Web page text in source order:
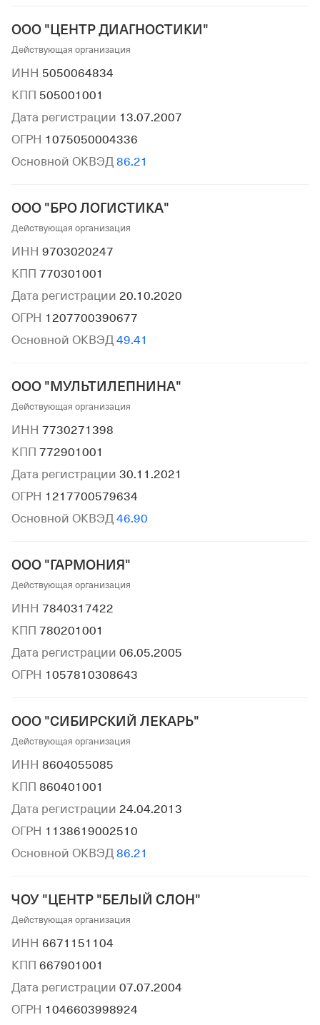
ООО "ЦЕНТР ДИАГНОСТИКИ"
Действующая организация
ИНН 5050064834
КПП 505001001
Дата регистрации 13.07.2007
ОГРН 1075050004336
Основной ОКВЭД 86.21
ООО "БРО ЛОГИСТИКА"
Действующая организация
ИНН 9703020247
КПП 770301001
Дата регистрации 20.10.2020
ОГРН 1207700390677
Основной ОКВЭД 49.41
ООО "МУЛЬТИЛЕПНИНА"
Действующая организация
ИНН 7730271398
КПП 772901001
Дата регистрации 30.11.2021
ОГРН 1217700579634
Основной ОКВЭД 46.90
ООО "ГАРМОНИЯ"
Действующая организация
ИНН 7840317422
КПП 780201001
Дата регистрации 06.05.2005
ОГРН 1057810308643
ООО "СИБИРСКИЙ ЛЕКАРЬ"
Действующая организация
ИНН 8604055085
КПП 860401001
Дата регистрации 24.04.2013
ОГРН 1138619002510
Основной ОКВЭД 86.21
ЧОУ "ЦЕНТР "БЕЛЫЙ СЛОН"
Действующая организация
ИНН 6671151104
КПП 667901001
Дата регистрации 07.07.2004
ОГРН 1046603998924